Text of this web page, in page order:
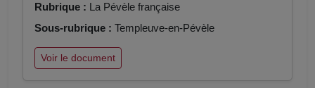
Rubrique : La Pévèle française
Sous-rubrique : Templeuve-en-Pévèle
Voir le document